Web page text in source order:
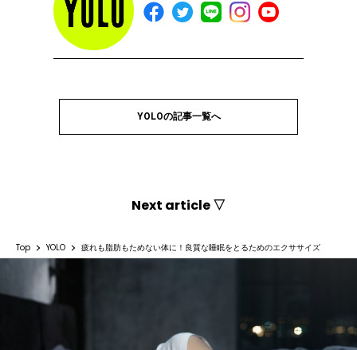
YOLOの記事一覧へ
Next article ▽
Top YOLO 疲れも脂肪もためない体に！良質な睡眠をとるためのエクササイズ